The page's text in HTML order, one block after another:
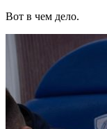
Вот в чем дело.